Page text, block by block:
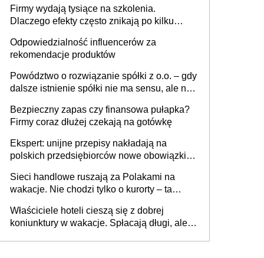
firmie
Firmy wydają tysiące na szkolenia.
Dlaczego efekty często znikają po kilku
Odpowiedzialność influencerów za
rekomendacje produktów
Powództwo o rozwiązanie spółki z o.o. – gdy
dalsze istnienie spółki nie ma sensu, ale nie
Bezpieczny zapas czy finansowa pułapka?
Firmy coraz dłużej czekają na gotówkę
Ekspert: unijne przepisy nakładają na
polskich przedsiębiorców nowe obowiązki w
Sieci handlowe ruszają za Polakami na
wakacje. Nie chodzi tylko o kurorty – ta
tam, gdzie wielu spędzi urlop po cichu
Właściciele hoteli cieszą się z dobrej
koniunktury w wakacje. Spłacają długi, ale